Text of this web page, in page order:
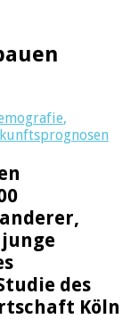
,
des
Köln